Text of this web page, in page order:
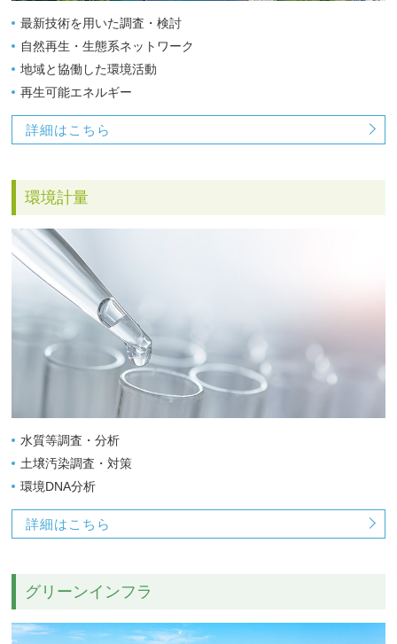
最新技術を用いた調査・検討
自然再生・生態系ネットワーク
地域と協働した環境活動
再生可能エネルギー
詳細はこちら
環境計量
水質等調査・分析
土壌汚染調査・対策
環境DNA分析
詳細はこちら
グリーンインフラ